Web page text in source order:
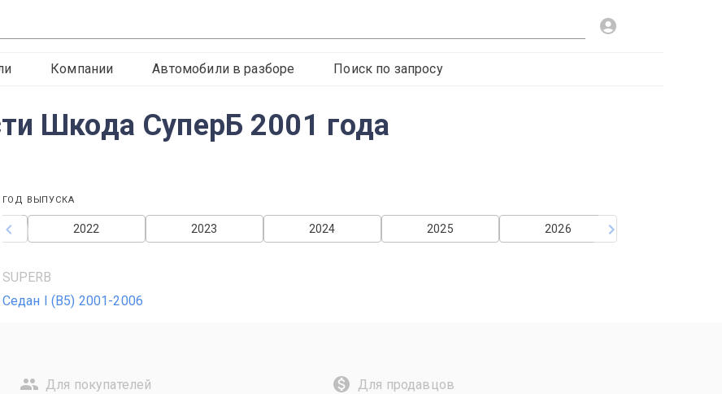
Компании Автомобили в разборе Поиск по запросу
Шкода СуперБ 2001 года
ГОД ВЫПУСКА
2026
2025
2024
2023
2022
SUPERB
Седан I (B5) 2001-2006
Для покупателей Для продавцов